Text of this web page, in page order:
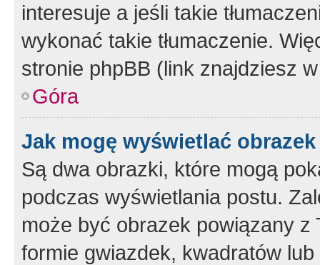
interesuje a jeśli takie
wykonać takie tłumaczenie.
stronie phpBB (link znajdziesz
Góra
Jak mogę wyświetlać
Są dwa obrazki, które mogą
podczas wyświetlania postu.
może być obrazek powiązany z
formie gwiazdek, kwadratów